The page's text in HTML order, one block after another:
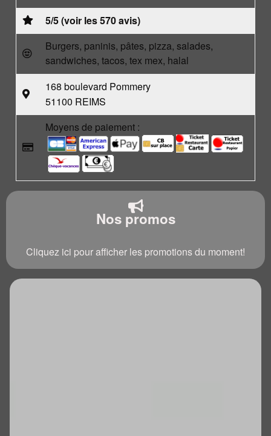
5/5 (voir les 570 avis)
Burgers, paninis, pâtes, pizza, salades,
sandwiches, tacos, tex mex, halal
168 boulevard Pommery
51100 REIMS
Moyens de paiement :
Nos promos
Cliquez ici pour afficher les promotions du moment!